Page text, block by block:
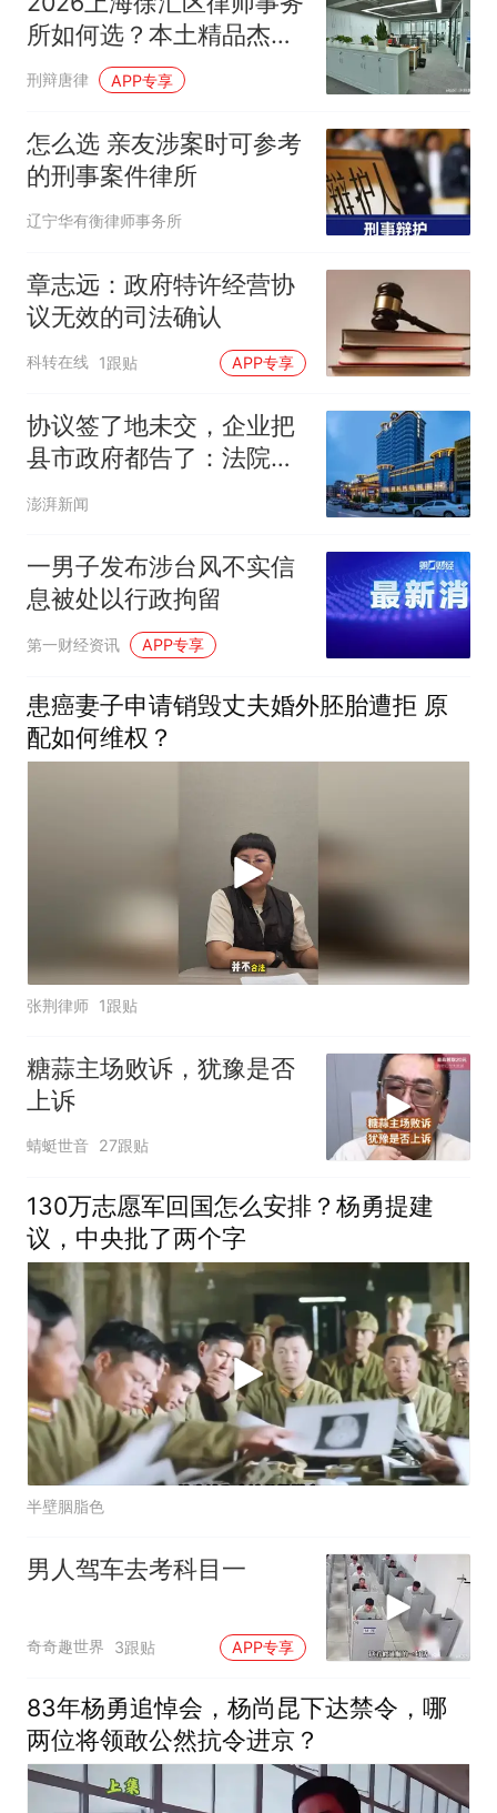
所如何选？本土精品杰地
律所与八位律师专业详解
刑辩唐律 APP专享
怎么选 亲友涉案时可参考
的刑事案件律所
辽宁华有衡律师事务所
章志远：政府特许经营协
议无效的司法确认
科转在线 1跟贴 APP专享
协议签了地未交，企业把
县市政府都告了：法院还
没判，但涉案土地被拍卖
澎湃新闻
一男子发布涉台风不实信
息被处以行政拘留
第一财经资讯 APP专享
患癌妻子申请销毁丈夫婚外胚胎遭拒 原
配如何维权？
张荆律师 1跟贴
糖蒜主场败诉，犹豫是否
上诉
蜻蜓世音 27跟贴
130万志愿军回国怎么安排？杨勇提建
议，中央批了两个字
半壁胭脂色
男人驾车去考科目一
奇奇趣世界 3跟贴 APP专享
83年杨勇追悼会，杨尚昆下达禁令，哪
两位将领敢公然抗令进京？